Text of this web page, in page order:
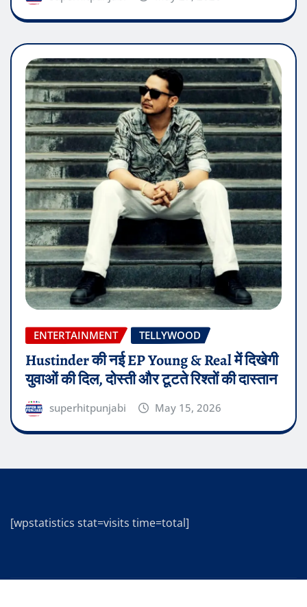
ENTERTAINMENT TELLYWOOD
Hustinder की नई EP Young & Real में दिखेगी
युवाओं की दिल, दोस्ती और टूटते रिश्तों की दास्तान
superhitpunjabi May 15, 2026
Copyright © 2025 | Powered byWordPress